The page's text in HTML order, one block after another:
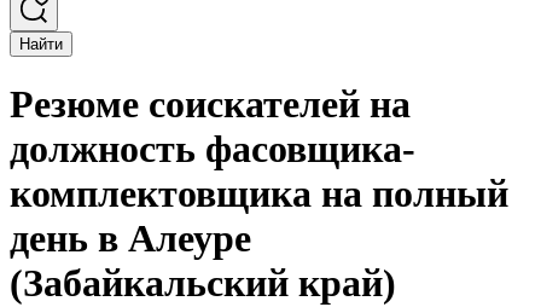
Найти
Резюме соискателей на
должность фасовщика-
комплектовщика на полный
день в Алеуре
(Забайкальский край)